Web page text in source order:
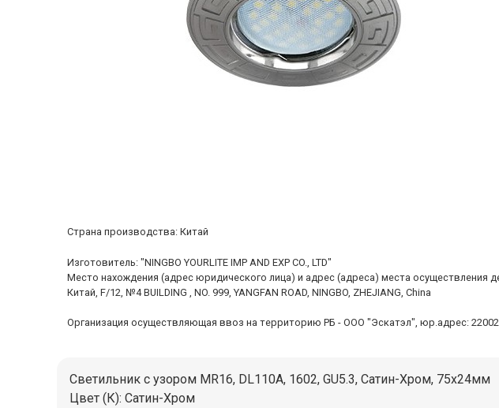
Cтрана производства: Китай
Изготовитель: "NINGBO YOURLITE IMP AND EXP CO., LTD"
Место нахождения (адрес юридического лица) и адрес (адреса) места осуществления
Китай, F/12, №4 BUILDING , NO. 999, YANGFAN ROAD, NINGBO, ZHEJIANG, China
Организация осуществляющая ввоз на территорию РБ - ООО "Эскатэл", юр.адрес:
Светильник с узором MR16, DL110A, 1602, GU5.3, Сатин-Хром, 75х24мм
Цвет (К): Сатин-Хром